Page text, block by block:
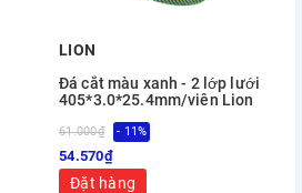
LION
Đá cắt màu xanh - 2 lớp lưới
405*3.0*25.4mm/viên Lion
61.000₫ - 11%
54.570₫
Đặt hàng